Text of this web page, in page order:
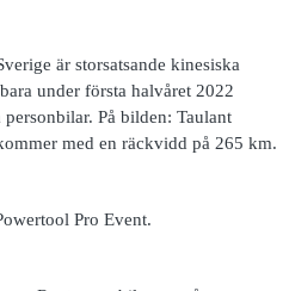
är storsatsande kinesiska
under första halvåret 2022
På bilden: Taulant
med en räckvidd på 265 km.
Pro Event.